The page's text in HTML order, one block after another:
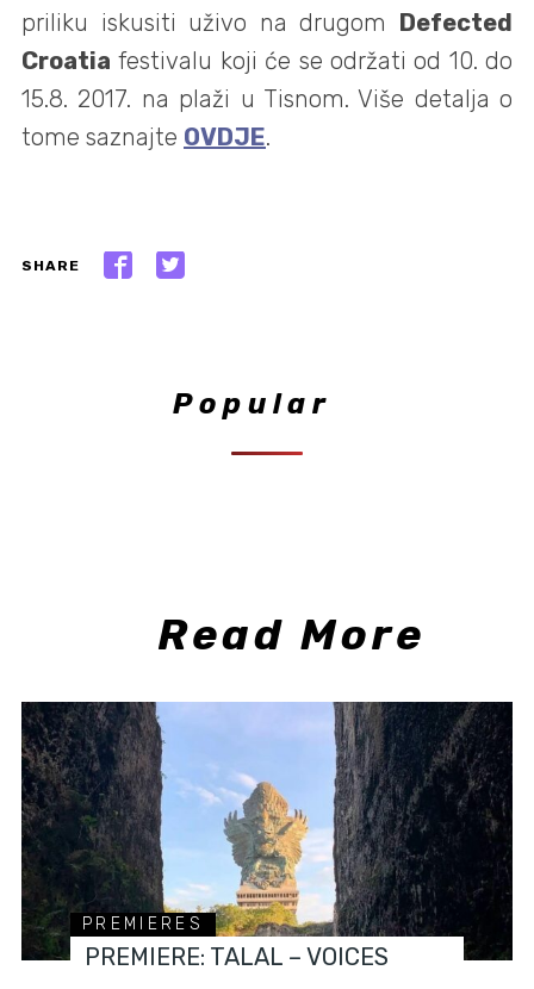
priliku iskusiti uživo na drugom Defected
Croatia festivalu koji će se održati od 10. do
15.8. 2017. na plaži u Tisnom. Više detalja o
tome saznajte OVDJE.
SHARE
Popular
Read More
PREMIERES
PREMIERE: TALAL – VOICES